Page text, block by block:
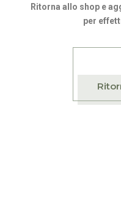
Ritorna allo shop e
per